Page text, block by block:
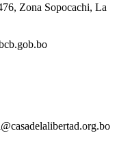
Zona Sopocachi, La